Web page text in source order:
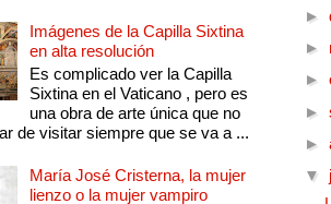
Imágenes de la Capilla Sixtina
en alta resolución
Es complicado ver la Capilla
Sixtina en el Vaticano , pero es
una obra de arte única que no
de visitar siempre que se va a ...
María José Cristerna, la mujer
lienzo o la mujer vampiro
►
►
►
►
►
▼